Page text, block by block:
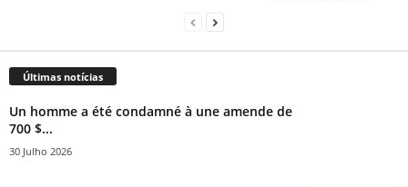
Últimas notícias
Un homme a été condamné à une amende de
700 $...
30 Julho 2026